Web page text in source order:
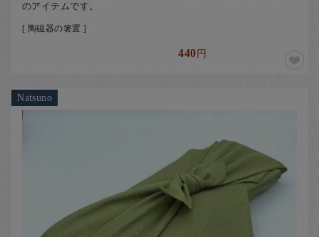
のアイテムです。
[ 陶磁器の箸置 ]
440円
Natsuno